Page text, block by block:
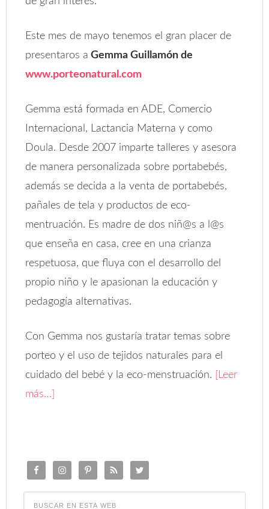
Este mes de mayo tenemos el gran placer de
presentaros a Gemma Guillamón de
www.porteonatural.com
Gemma está formada en ADE, Comercio
Internacional, Lactancia Materna y como
Doula. Desde 2007 imparte talleres y asesora
de manera personalizada sobre portabebés,
además se decida a la venta de portabebés,
pañales de tela y productos de eco-
mentruación. Es madre de dos niñ@s a l@s
que enseña en casa, cree en una crianza
respetuosa, que fluya con el desarrollo del
propio niño y le apasionan la educación y
pedagogía alternativas.
Con Gemma nos gustaría tratar temas sobre
porteo y el uso de tejidos naturales para el
cuidado del bebé y la eco-menstruación.
[Leer
más…]